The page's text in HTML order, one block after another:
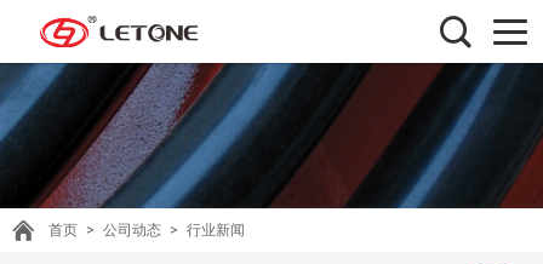
首页 > 公司动态 > 行业新闻